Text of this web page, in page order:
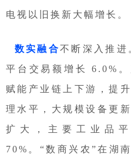
电视以旧换新大幅增长。
数实融合不断深入推
平台交易额增长 6.0%
赋能产业链上下游，提
理水平，大规模设备更
扩大，主要工业品
70%。“数商兴农”在湖